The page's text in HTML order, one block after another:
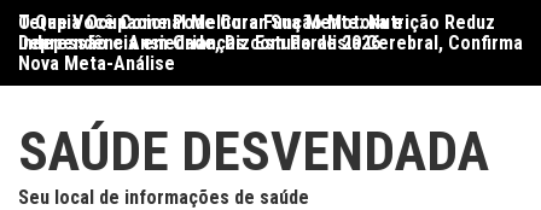
para
conteúdo
O Que Você Come Pode Curar Sua Mente: Nutrição Reduz
Depressão e Ansiedade, Diz Estudo de 2026
Terapia Ocupacional Melhora Função Motora e
Independência em Crianças com Paralisia Cerebral, Confirma
Nova Meta-Análise
SAÚDE DESVENDADA
Seu local de informações de saúde